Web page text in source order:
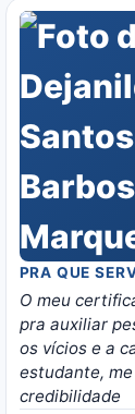
PRA QUE
O meu
pra auxiliar
os vícios e a
estudante, me deu mais
credibilidade